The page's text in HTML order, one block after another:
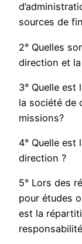
sources de
2° Quelles
direction et
3° Quelle est
la société de
missions?
4° Quelle
direction ?
5° Lors des
pour études
est la